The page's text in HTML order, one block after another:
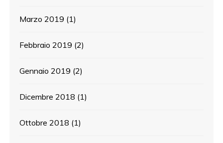
Marzo 2019 (1)
Febbraio 2019 (2)
Gennaio 2019 (2)
Dicembre 2018 (1)
Ottobre 2018 (1)